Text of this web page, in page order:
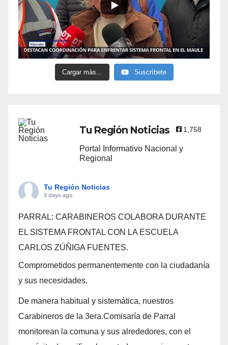
Cargar más... Suscríbete
Tu Región Noticias 1,758
Portal Informativo Nacional y
Regional
Tu Región Noticias
3 days ago
PARRAL: CARABINEROS COLABORA DURANTE
EL SISTEMA FRONTAL CON LA ESCUELA
CARLOS ZÚÑIGA FUENTES.
Comprometidos permanentemente con la ciudadanía
y sus necesidades.
De manera habitual y sistemática, nuestros
Carabineros de la 3era.Comisaría de Parral
monitorean la comuna y sus alrededores, con el